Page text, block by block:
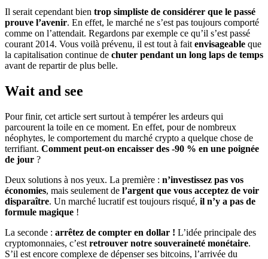
Il serait cependant bien trop simpliste de considérer que le passé
prouve l’avenir. En effet, le marché ne s’est pas toujours comporté
comme on l’attendait. Regardons par exemple ce qu’il s’est passé
courant 2014. Vous voilà prévenu, il est tout à faitenvisageable que
la capitalisation continue de chuter pendant un long laps de temps
avant de repartir de plus belle.
Wait and see
Pour finir, cet article sert surtout à tempérer les ardeurs qui
parcourent la toile en ce moment. En effet, pour de nombreux
néophytes, le comportement du marché crypto a quelque chose de
terrifiant. Comment peut-on encaisser des -90 % en une poignée
de jour ?
Deux solutions à nos yeux. La première : n’investissez pas vos
économies, mais seulement de l’argent que vous acceptez de voir
disparaître. Un marché lucratif est toujours risqué, il n’y a pas de
formule magique !
La seconde : arrêtez de compter en dollar ! L’idée principale des
cryptomonnaies, c’est retrouver notre souveraineté monétaire.
S’il est encore complexe de dépenser ses bitcoins, l’arrivée du